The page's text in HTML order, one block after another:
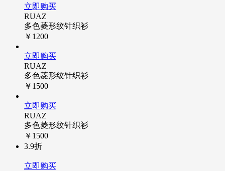
立即购买
RUAZ
多色菱形纹针织衫
￥1200
立即购买
RUAZ
多色菱形纹针织衫
￥1500
立即购买
RUAZ
多色菱形纹针织衫
￥1500
3.9折
立即购买